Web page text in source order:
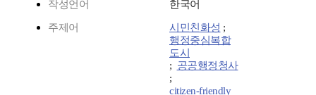
작성언어 한국어
주제어 시민친화성 ;
행정중심복합
도시
; 공공행정청사
;
citizen-friendly